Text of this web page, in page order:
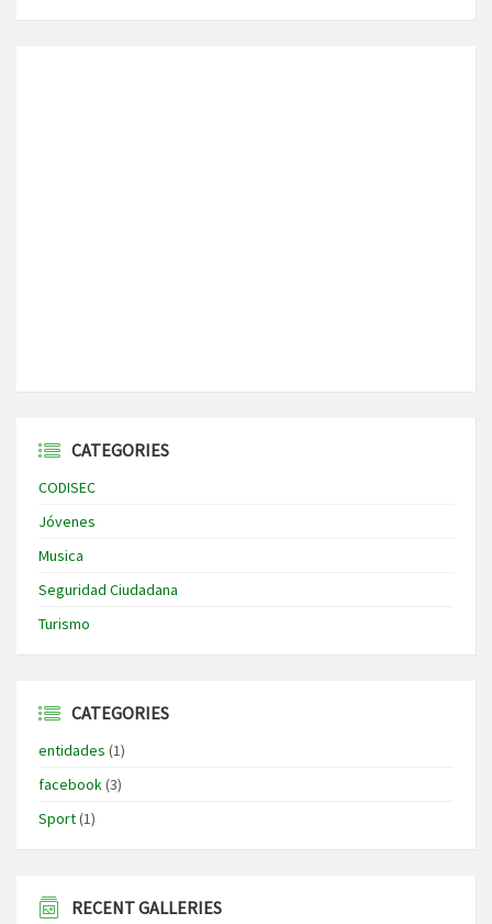
CATEGORIES
CODISEC
Jóvenes
Musica
Seguridad Ciudadana
Turismo
CATEGORIES
entidades (1)
facebook(3)
Sport(1)
RECENT GALLERIES